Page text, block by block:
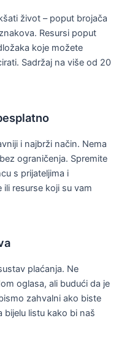
život – poput brojača
Resursi poput
koje možete
Sadržaj na više od 20
i najbrži način. Nema
ograničenja. Spremite
s prijateljima i
resurse koji su vam
plaćanja. Ne
oglasa, ali budući da je
zahvalni ako biste
bijelu listu kako bi naš